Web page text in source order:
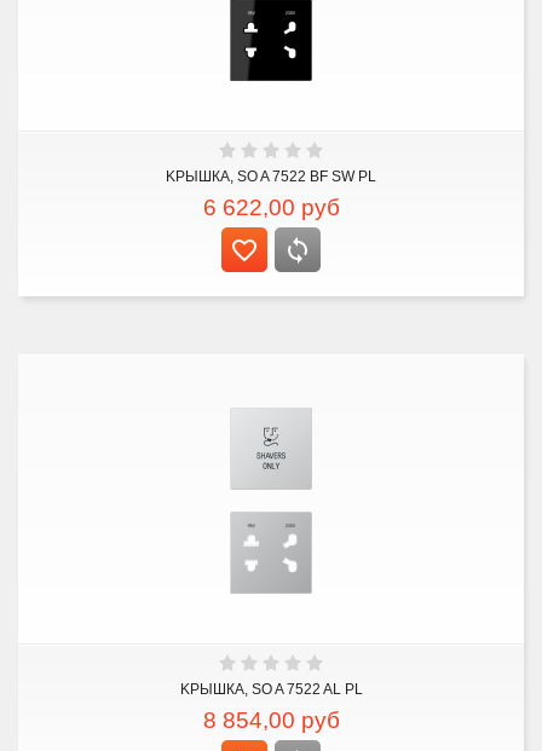
KРЫШКА, SO A 7522 BF SW PL
6 622,00 руб
KРЫШКА, SO A 7522 AL PL
8 854,00 руб